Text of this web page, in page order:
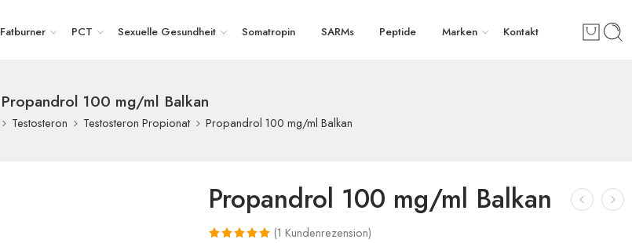
Fatburner PCT Sexuelle Gesundheit Somatropin SARMs Peptide Marken Kontakt
Propandrol 100 mg/ml Balkan
Testosteron Testosteron Propionat Propandrol 100 mg/ml Balkan
Propandrol 100 mg/ml Balkan
(1 Kundenrezension)